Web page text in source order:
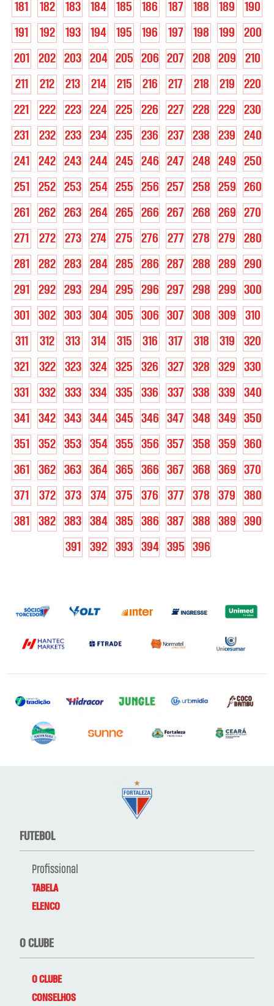
181
182 183 184 185 186 187 188 189
190
191
192 193 194 195 196 197 198 199
200
201
202 203 204 205 206 207 208 209
210
211
212 213 214 215 216 217 218 219
220
221
222 223 224 225 226 227 228 229
230
231
232 233 234 235 236 237 238 239
240
241
242 243 244 245 246 247 248 249
250
251
252 253 254 255 256 257 258 259
260
261
262 263 264 265 266 267 268 269
270
271
272 273 274 275 276 277 278 279
280
281
282 283 284 285 286 287 288 289
290
291
292 293 294 295 296 297 298 299
300
301
302 303 304 305 306 307 308 309
310
311
312 313 314 315 316 317 318 319
320
321
322 323 324 325 326 327 328 329
330
331
332 333 334 335 336 337 338 339
340
341
342 343 344 345 346 347 348 349
350
351
352 353 354 355 356 357 358 359
360
361
362 363 364 365 366 367 368 369
370
371
372 373 374 375 376 377 378 379
380
381
382 383 384 385 386 387 388 389
390
391
392 393 394 395 396
FUTEBOL
Profissional
TABELA
ELENCO
O CLUBE
O CLUBE
CONSELHOS